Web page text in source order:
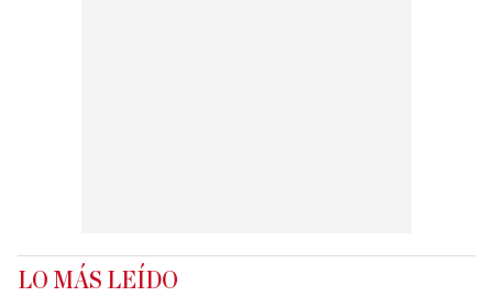
LO MÁS LEÍDO